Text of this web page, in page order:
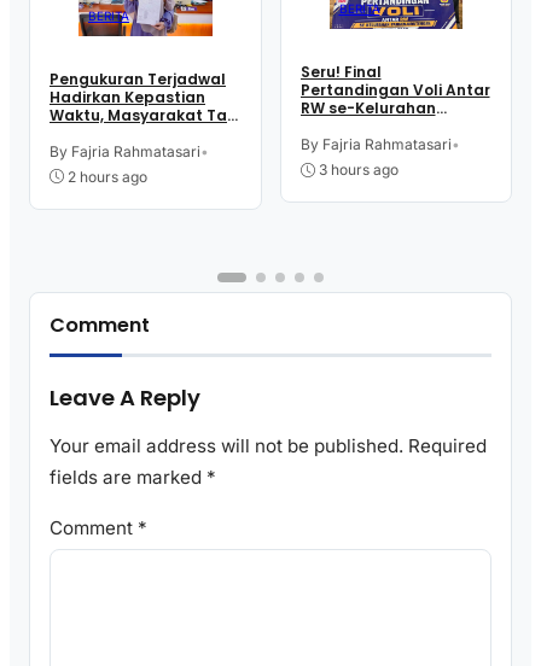
BERITA
Pengukuran Terjadwal
Hadirkan Kepastian
Waktu, Masyarakat Tak
Layanan Pertanahan
By Fajria Rahmatasari•
2 hours ago
BERITA
Seru! Final
Pertandingan Voli Antar
RW se-Kelurahan
Sambut HUT RI
By Fajria Rahmatasari•
3 hours ago
Comment
Leave A Reply
Your email address will not be published. Required
fields are marked *
Comment *